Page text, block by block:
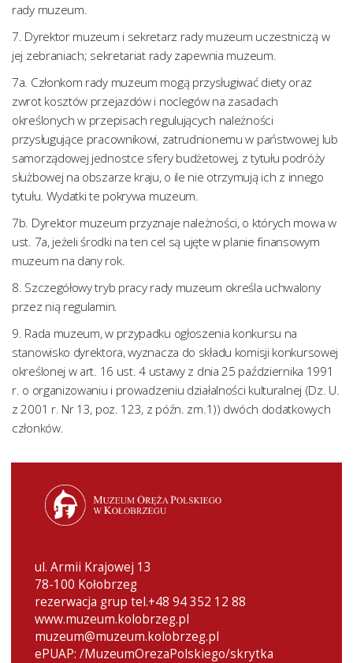
rady muzeum.
7. Dyrektor muzeum i sekretarz rady muzeum uczestniczą w
jej zebraniach; sekretariat rady zapewnia muzeum.
7a. Członkom rady muzeum mogą przysługiwać diety oraz
zwrot kosztów przejazdów i noclegów na zasadach
określonych w przepisach regulujących należności
przysługujące pracownikowi, zatrudnionemu w państwowej lub
samorządowej jednostce sfery budżetowej, z tytułu podróży
służbowej na obszarze kraju, o ile nie otrzymują ich z innego
tytułu. Wydatki te pokrywa muzeum.
7b. Dyrektor muzeum przyznaje należności, o których mowa w
ust. 7a, jeżeli środki na ten cel są ujęte w planie finansowym
muzeum na dany rok.
8. Szczegółowy tryb pracy rady muzeum określa uchwalony
przez nią regulamin.
9. Rada muzeum, w przypadku ogłoszenia konkursu na
stanowisko dyrektora, wyznacza do składu komisji konkursowej
określonej w art. 16 ust. 4 ustawy z dnia 25 października 1991
r. o organizowaniu i prowadzeniu działalności kulturalnej (Dz. U.
z 2001 r. Nr 13, poz. 123, z późn. zm.1)) dwóch dodatkowych
członków.
ul. Armii Krajowej 13
78-100 Kołobrzeg
rezerwacja grup tel.+48 94 352 12 88
www.muzeum.kolobrzeg.pl
muzeum@muzeum.kolobrzeg.pl
ePUAP: /MuzeumOrezaPolskiego/skrytka